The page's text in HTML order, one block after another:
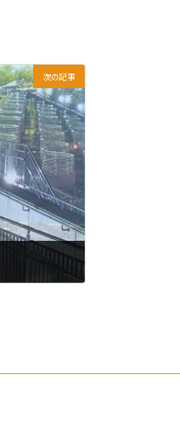
次の記事